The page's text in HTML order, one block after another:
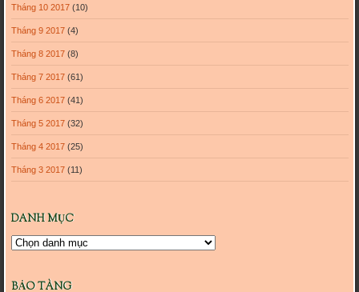
Tháng 10 2017(10)
Tháng 9 2017(4)
Tháng 8 2017(8)
Tháng 7 2017(61)
Tháng 6 2017(41)
Tháng 5 2017(32)
Tháng 4 2017(25)
Tháng 3 2017(11)
DANH MỤC
Danh
BẢO TÀNG